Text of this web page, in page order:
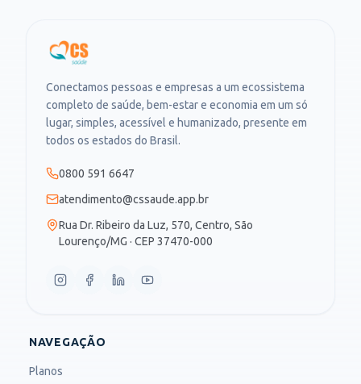
Conectamos pessoas e empresas a um ecossistema
completo de saúde, bem-estar e economia em um só
lugar, simples, acessível e humanizado, presente em
todos os estados do Brasil.
0800 591 6647
atendimento@cssaude.app.br
Rua Dr. Ribeiro da Luz, 570, Centro, São
Lourenço/MG · CEP 37470-000
NAVEGAÇÃO
Planos